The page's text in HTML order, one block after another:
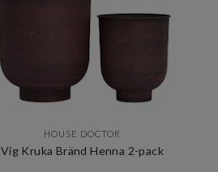
HOUSE DOCTOR
Vig Kruka Bränd Henna 2-pack